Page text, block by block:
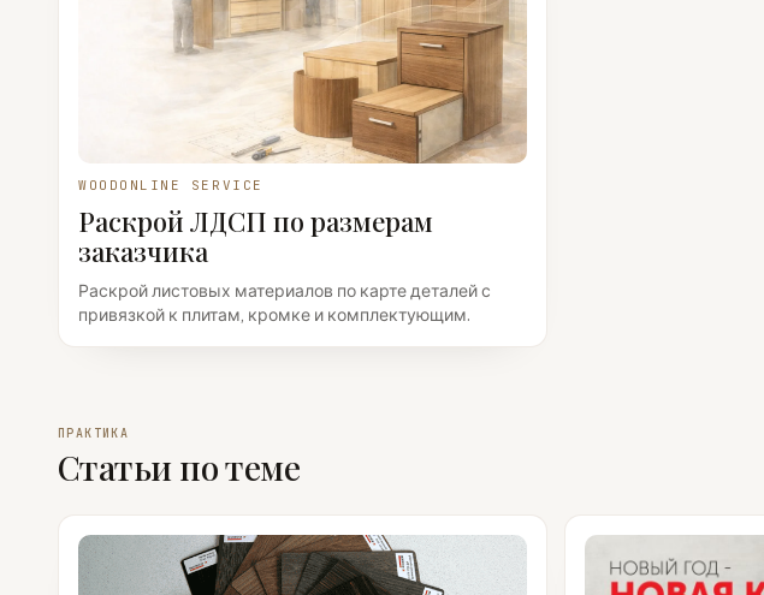
WOODONLINE SERVICE
Раскрой ЛДСП по размерам
заказчика
Раскрой листовых материалов по карте деталей с
привязкой к плитам, кромке и комплектующим.
ПРАКТИКА
Статьи по теме